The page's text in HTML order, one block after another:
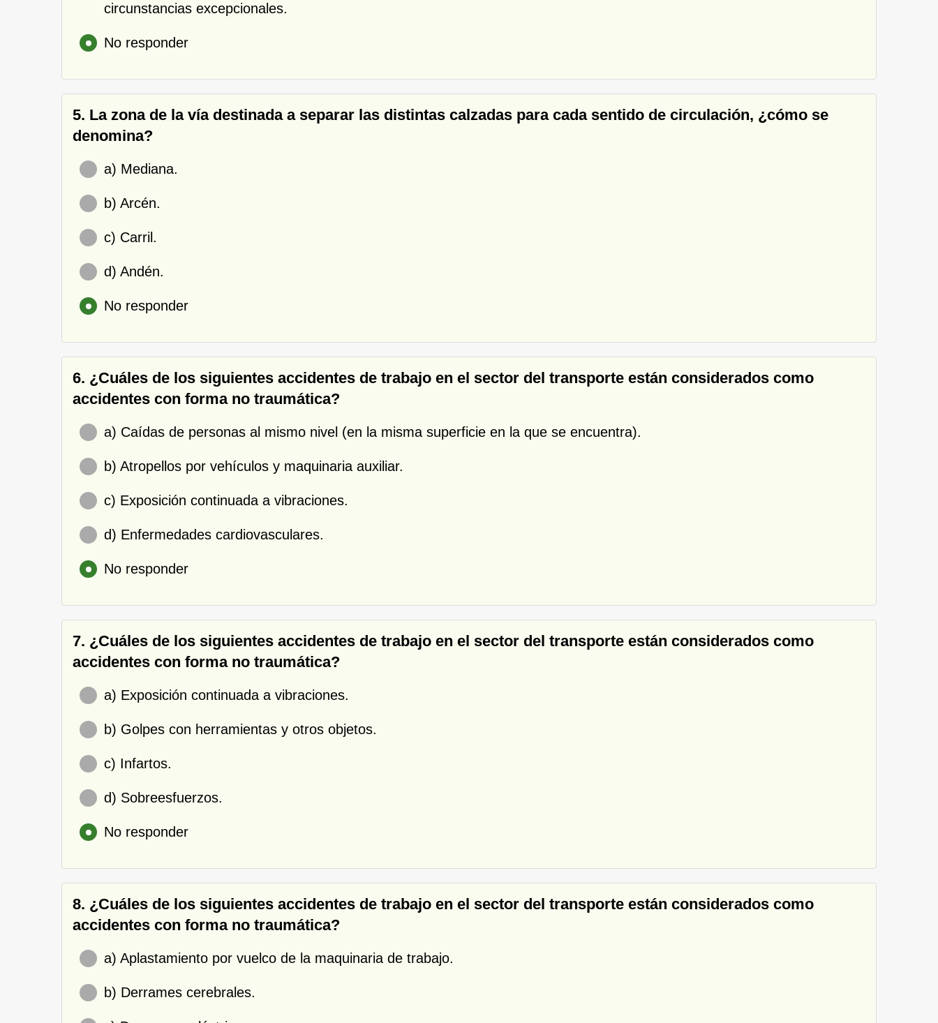
circunstancias excepcionales.
No responder
5. La zona de la vía destinada a separar las distintas calzadas para cada sentido de circulación, ¿cómo se
denomina?
a) Mediana.
b) Arcén.
c) Carril.
d) Andén.
No responder
6. ¿Cuáles de los siguientes accidentes de trabajo en el sector del transporte están considerados como
accidentes con forma no traumática?
a) Caídas de personas al mismo nivel (en la misma superficie en la que se encuentra).
b) Atropellos por vehículos y maquinaria auxiliar.
c) Exposición continuada a vibraciones.
d) Enfermedades cardiovasculares.
No responder
7. ¿Cuáles de los siguientes accidentes de trabajo en el sector del transporte están considerados como
accidentes con forma no traumática?
a) Exposición continuada a vibraciones.
b) Golpes con herramientas y otros objetos.
c) Infartos.
d) Sobreesfuerzos.
No responder
8. ¿Cuáles de los siguientes accidentes de trabajo en el sector del transporte están considerados como
accidentes con forma no traumática?
a) Aplastamiento por vuelco de la maquinaria de trabajo.
b) Derrames cerebrales.